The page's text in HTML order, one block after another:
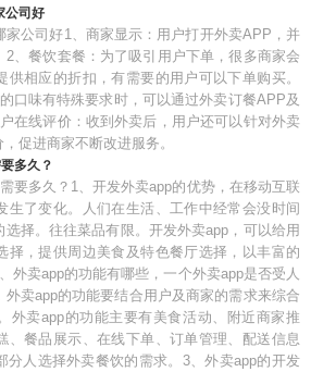
公司好
公司好1、商家显示：用户打开外卖APP，并
、餐饮套餐：为了吸引用户下单，很多商家会
相应的折扣，有需要的用户可以下单购买。
口味有特殊要求时，可以通过外卖订餐APP及
在线评价：收到外卖后，用户还可以针对外卖
促进商家不断改进服务。
多久？
要多久？1、开发外卖app的优势，在移动互联
生了变化。人们在生活、工作中经常会没时间
择。往往菜品有限。开发外卖app，可以给用
择，提供周边美食及特色餐厅选择，以丰富的
外卖app的功能有哪些，一个外卖app是否受人
卖app的功能要结合用户及商家的需求来综合
外卖app的功能主要有美食活动、附近商家推
、餐品展示、在线下单、订单管理、配送信息
分人选择外卖餐饮的需求。3、外卖app的开发